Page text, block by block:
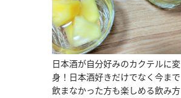
日本酒が自分好みのカクテルに変
身！日本酒好きだけでなく今まで
飲まなかった方も楽しめる飲み方